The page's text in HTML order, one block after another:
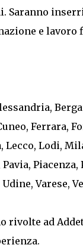
Saranno
e lavoro
Ferrara,
Lecco, Lodi,
Piacenza,
Varese,
rivolte ad